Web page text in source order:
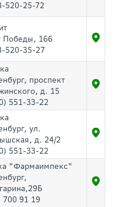
520-25-72
Победы, 166
520-35-27
проспект
д. 15
551-33-22
ул.
д. 24/2
551-33-22
"Фармаимпекс"
700 91 19